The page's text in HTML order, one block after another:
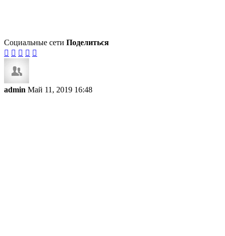
Социальные сети Поделиться
    
admin Май 11, 2019 16:48